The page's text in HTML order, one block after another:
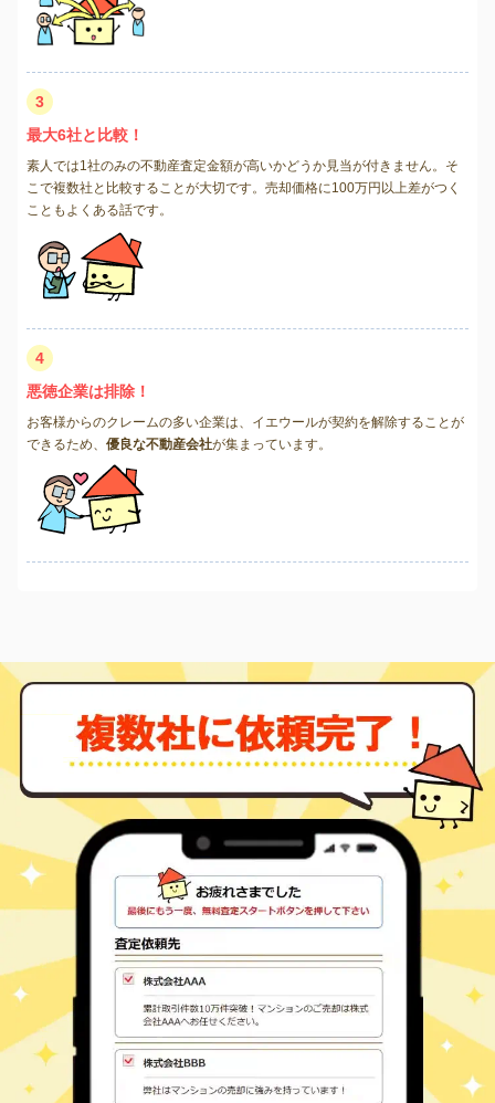
3
最大6社と比較！
素人では1社のみの不動産査定金額が高いかどうか見当が付きません。そ
こで複数社と比較することが大切です。売却価格に100万円以上差がつく
こともよくある話です。
4
悪徳企業は排除！
お客様からのクレームの多い企業は、イエウールが契約を解除することが
できるため、 優良な不動産会社が集まっています。